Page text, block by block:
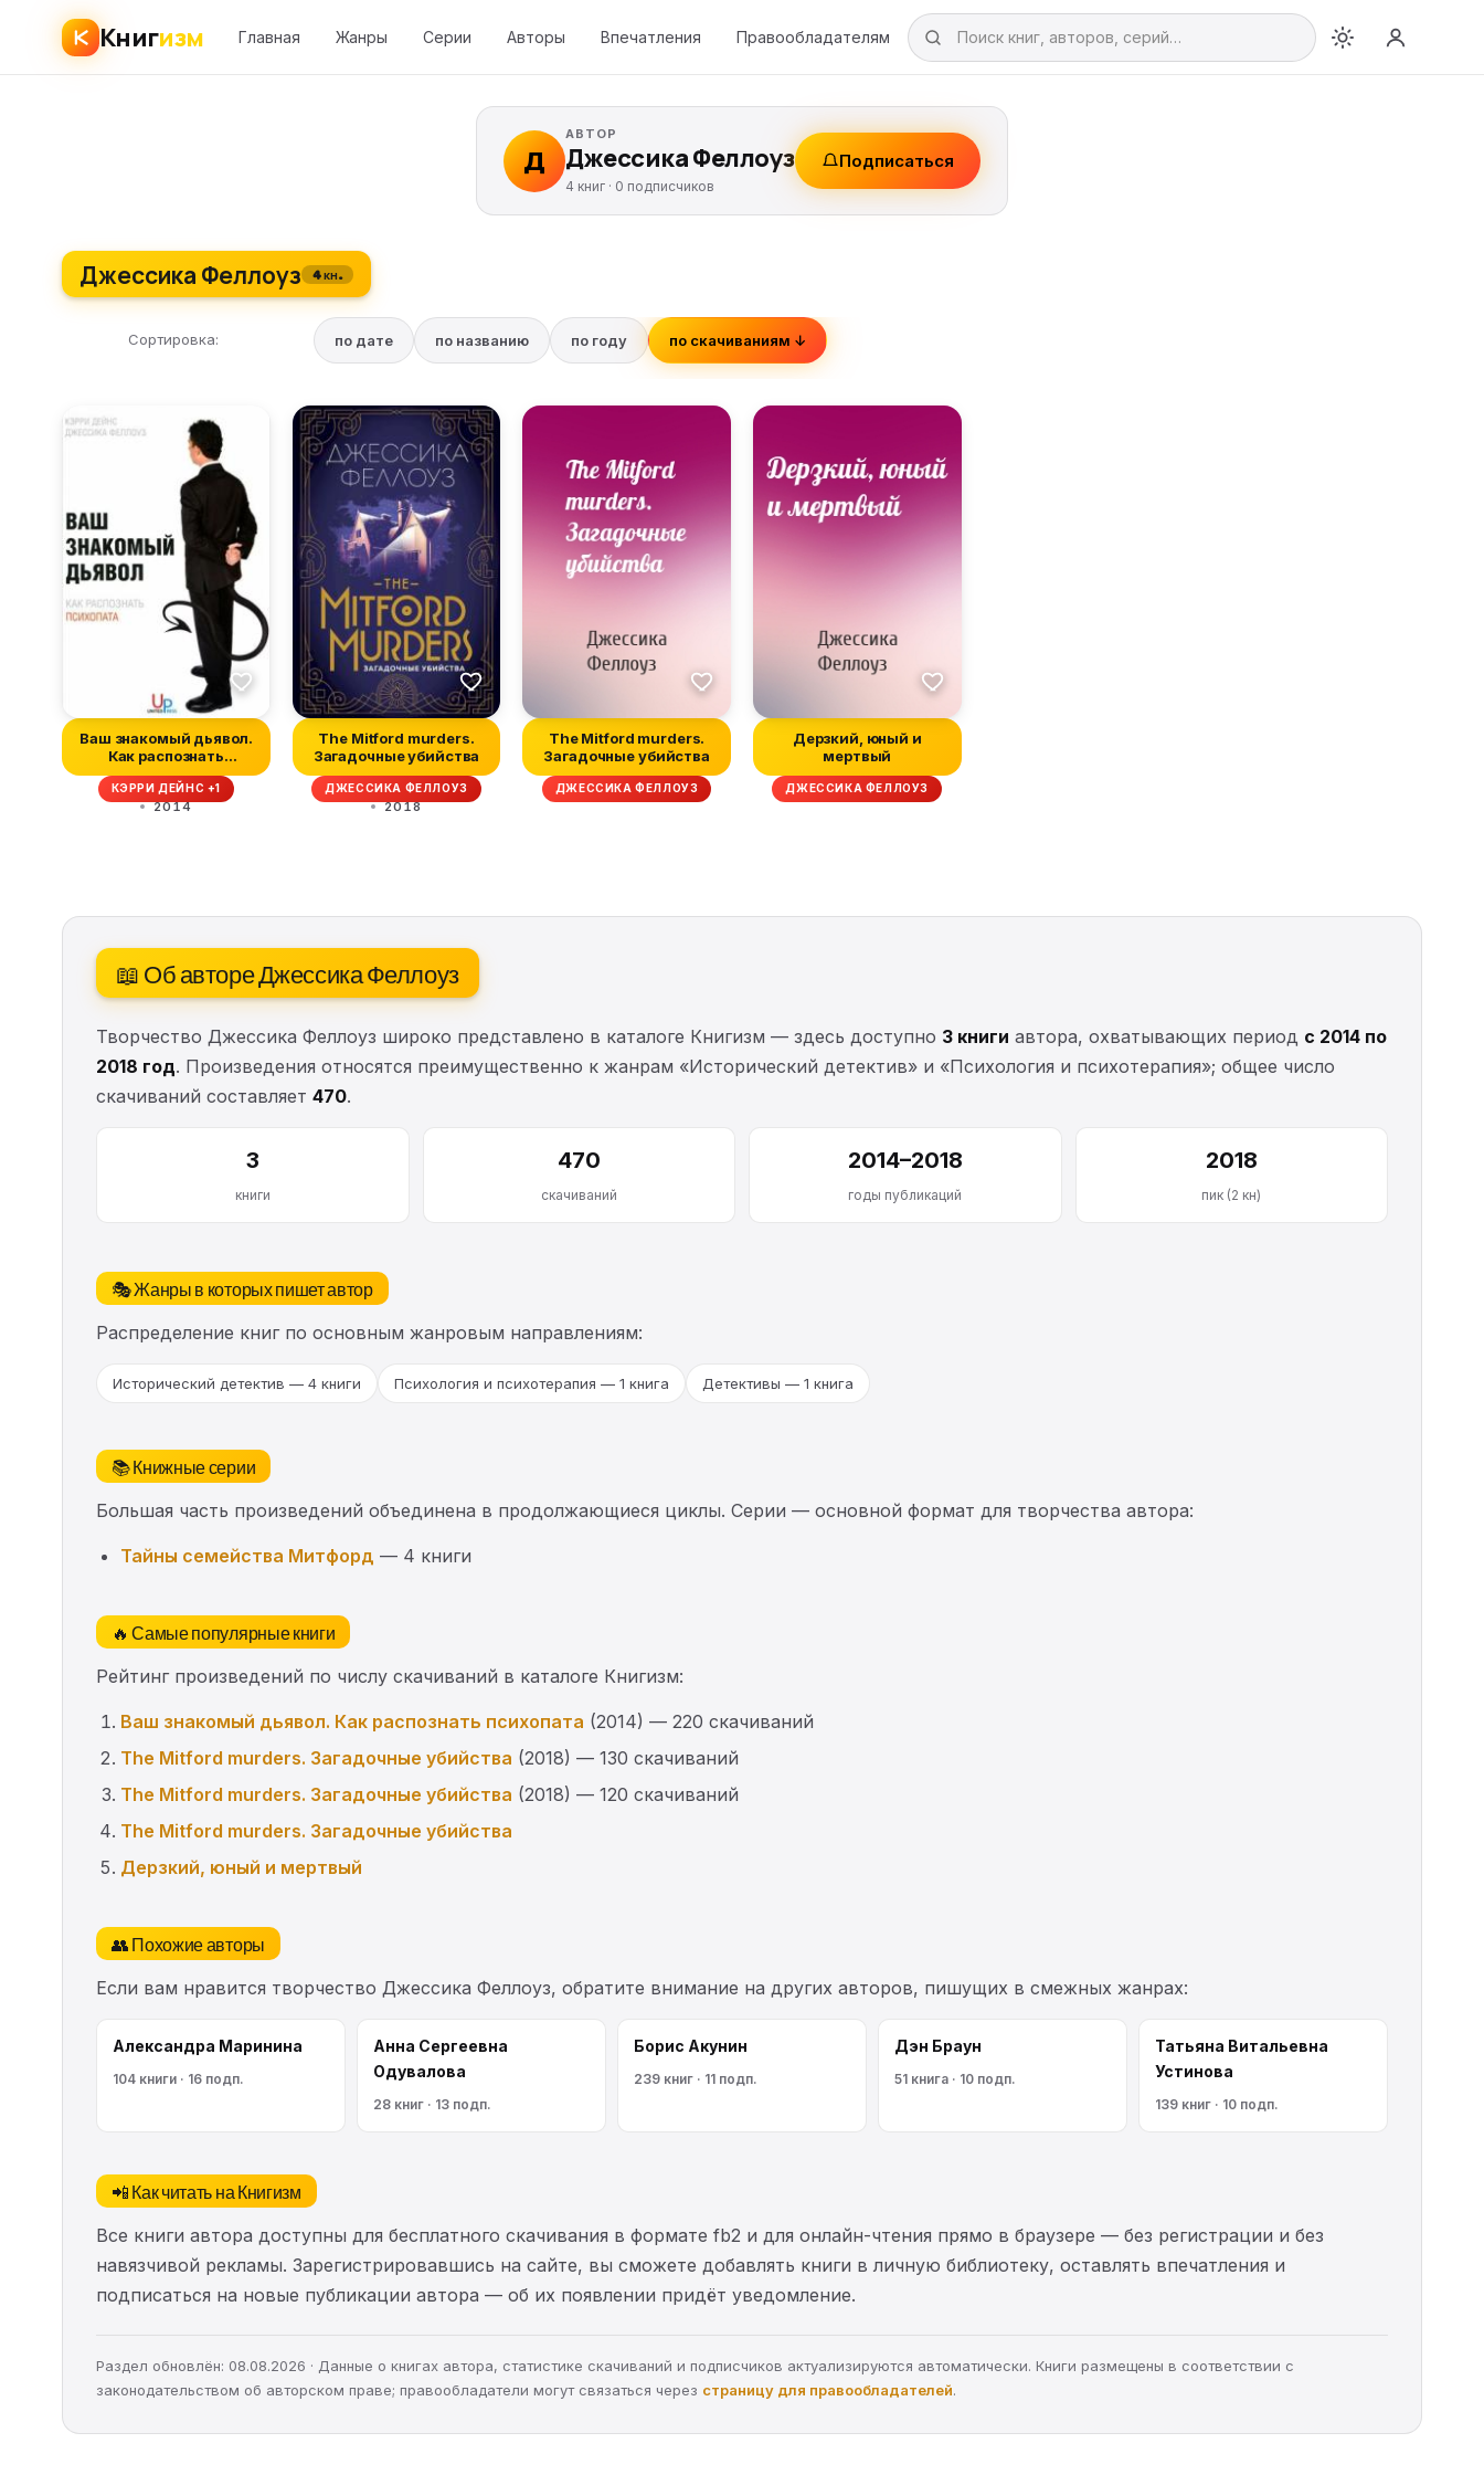
Книгизм Главная Жанры Серии Авторы Впечатления Правообладателям
Д
АВТОР
Джессика Феллоуз
4 книг · 0 подписчиков
Подписаться
Джессика Феллоуз 4 кн.
Сортировка: по дате по названию по году по скачиваниям ↓
Ваш знакомый дьявол.
Как распознать
психопата
КЭРРИ ДЕЙНС +1
2014
The Mitford murders.
Загадочные убийства
ДЖЕССИКА ФЕЛЛОУЗ
2018
The Mitford murders.
Загадочные убийства
ДЖЕССИКА ФЕЛЛОУЗ
Дерзкий, юный и
мертвый
ДЖЕССИКА ФЕЛЛОУЗ
📖 Об авторе Джессика Феллоуз
Творчество Джессика Феллоуз широко представлено в каталоге Книгизм — здесь доступно 3 книги автора, охватывающих период с 2014 по
2018 год. Произведения относятся преимущественно к жанрам «Исторический детектив» и «Психология и психотерапия»; общее число
скачиваний составляет 470.
3
книги
470
скачиваний
2014–2018
годы публикаций
2018
пик (2 кн)
🎭 Жанры в которых пишет автор
Распределение книг по основным жанровым направлениям:
Исторический детектив — 4 книги Психология и психотерапия — 1 книга Детективы — 1 книга
📚 Книжные серии
Большая часть произведений объединена в продолжающиеся циклы. Серии — основной формат для творчества автора:
Тайны семейства Митфорд — 4 книги
🔥 Самые популярные книги
Рейтинг произведений по числу скачиваний в каталоге Книгизм:
Ваш знакомый дьявол. Как распознать психопата (2014) — 220 скачиваний
The Mitford murders. Загадочные убийства (2018) — 130 скачиваний
The Mitford murders. Загадочные убийства (2018) — 120 скачиваний
The Mitford murders. Загадочные убийства
Дерзкий, юный и мертвый
👥 Похожие авторы
Если вам нравится творчество Джессика Феллоуз, обратите внимание на других авторов, пишущих в смежных жанрах:
Александра Маринина
104 книги · 16 подп.
Анна Сергеевна
Одувалова
28 книг · 13 подп.
Борис Акунин
239 книг · 11 подп.
Дэн Браун
51 книга · 10 подп.
Татьяна Витальевна
Устинова
139 книг · 10 подп.
📲 Как читать на Книгизм
Все книги автора доступны для бесплатного скачивания в формате fb2 и для онлайн-чтения прямо в браузере — без регистрации и без
навязчивой рекламы. Зарегистрировавшись на сайте, вы сможете добавлять книги в личную библиотеку, оставлять впечатления и
подписаться на новые публикации автора — об их появлении придёт уведомление.
Раздел обновлён: 08.08.2026 · Данные о книгах автора, статистике скачиваний и подписчиков актуализируются автоматически. Книги размещены в соответствии с
законодательством об авторском праве; правообладатели могут связаться через страницу для правообладателей.